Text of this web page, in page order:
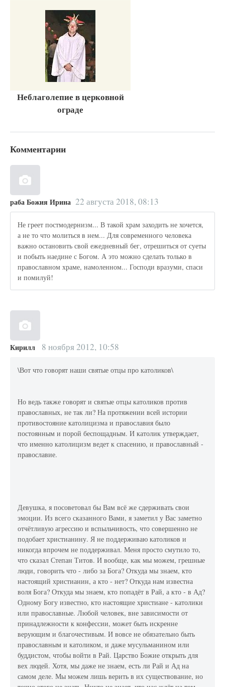
Неблаголепие в церковной
ограде
Комментарии
раба Божия Ирина 22 августа 2018, 08:13
Не греет постмодернизм... В такой храм заходить не хочется,
а не то что молиться в нем... Для современного человека
важно остановить свой ежедневный бег, отрешиться от суеты
и побыть наедине с Богом. А это можно сделать только в
православном храме, намоленном... Господи вразуми, спаси
и помилуй!
Кирилл 8 ноября 2012, 10:58
\Вот что говорят наши святые отцы про католиков\
Но ведь также говорят и святые отцы католиков против
православных, не так ли? На протяжении всей истории
противостояние католицизма и православия было
постоянным и порой беспощадным. И католик утверждает,
что именно католицизм ведет к спасению, и православный -
православие.
Девушка, я посоветовал бы Вам всё же сдерживать свои
эмоции. Из всего сказанного Вами, я заметил у Вас заметно
отчётливую агрессию и вспыльчивость, что совершенно не
подобает христианину. Я не поддерживаю католиков и
никогда впрочем не поддерживал. Меня просто смутило то,
что сказал Степан Титов. И вообще, как мы можем, грешные
люди, говорить что - либо за Бога? Откуда мы знаем, кто
настоящий христианин, а кто - нет? Откуда нам известна
воля Бога? Откуда мы знаем, кто попадёт в Рай, а кто - в Ад?
Одному Богу известно, кто настоящие христиане - католики
или православные. Любой человек, вне зависимости от
принадлежности к конфессии, может быть искренне
верующим и благочестивым. И вовсе не обязательно быть
православным и католиком, и даже мусульманином или
буддистом, чтобы войти в Рай. Царство Божие открыть для
вех людей. Хотя, мы даже не знаем, есть ли Рай и Ад на
самом деле. Мы можем лишь верить в их существование, но